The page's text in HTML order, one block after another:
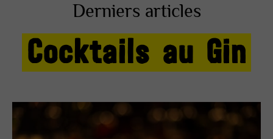
Derniers articles
Cocktails au Gin